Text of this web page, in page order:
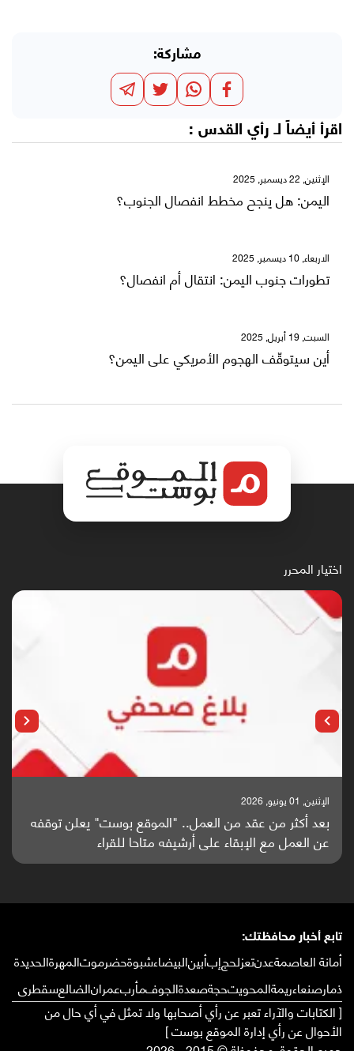
مشاركة:
اقرأ أيضاً لـ رأي القدس :
الإثنين, 22 ديسمبر, 2025
اليمن: هل ينجح مخطط انفصال الجنوب؟
الاربعاء, 10 ديسمبر, 2025
تطورات جنوب اليمن: انتقال أم انفصال؟
السبت, 19 أبريل, 2025
أين سيتوقّف الهجوم الأمريكي على اليمن؟
اختيار المحرر
الإثنين, 01 يونيو, 2026
بعد أكثر من عقد من العمل.. "الموقع بوست" يعلن توقفه
عن العمل مع الإبقاء على أرشيفه متاحا للقراء
تابع أخبار محافظتك:
أمانة العاصمةعدنتعزلحجإبأبينالبيضاءشبوةحضرموتالمهرةالحديدة
ذمارصنعاءريمةالمحويتحجةصعدةالجوفمأربعمرانالضالعسقطرى
[ الكتابات والآراء تعبر عن رأي أصحابها ولا تمثل في أي حال من
الأحوال عن رأي إدارة الموقع بوست ]